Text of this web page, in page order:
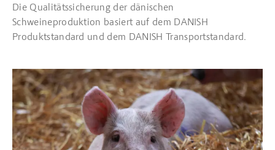
Die Qualitätssicherung der dänischen
Schweineproduktion basiert auf dem DANISH
Produktstandard und dem DANISH Transportstandard.
Read more about 20 Dänische Anforderungen in der